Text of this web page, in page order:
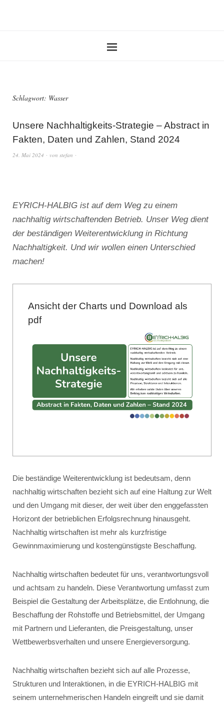
Schlagwort: Wasser
Unsere Nachhaltigkeits-Strategie – Abstract in
Fakten, Daten und Zahlen, Stand 2024
24. Mai 2024 von stefan
EYRICH-HALBIG ist auf dem Weg zu einem
nachhaltig wirtschaftenden Betrieb. Unser Weg dient
der beständigen Weiterentwicklung in Richtung
Nachhaltigkeit. Und wir wollen einen Unterschied
machen!
Ansicht der Charts und Download als
pdf
Die beständige Weiterentwicklung ist bedeutsam, denn
nachhaltig wirtschaften bezieht sich auf eine Haltung zur Welt
und den Umgang mit dieser, der weit über den enggefassten
Horizont der betrieblichen Erfolgsrechnung hinausgeht.
Nachhaltig wirtschaften ist mehr als kurzfristige
Gewinnmaximierung und kostengünstigste Beschaffung.
Nachhaltig wirtschaften bedeutet für uns, verantwortungsvoll
und achtsam zu handeln. Diese Verantwortung umfasst zum
Beispiel die Gestaltung der Arbeitsplätze, die Entlohnung, die
Beschaffung der Rohstoffe und Betriebsmittel, der Umgang
mit Partnern und Lieferanten, die Preisgestaltung, unser
Wettbewerbsverhalten und unsere Energieversorgung.
Nachhaltig wirtschaften bezieht sich auf alle Prozesse,
Strukturen und Interaktionen, in die EYRICH-HALBIG mit
seinem unternehmerischen Handeln eingreift und sie damit